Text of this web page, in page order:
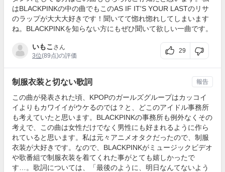
はBLACKPINKの中の曲でもこのAS IF IT'S YOUR LASTのリサ
のラップが大大大好きです！聞いてて惚れ惚れしてしまいます
ね。BLACKPINKを知らない方にもぜひ聞いて欲しい一曲です。
いもこ さん
3位(89点)の評価
29
制服衣装と切ない歌詞
この曲が発表された頃、KPOPのガールズグループはカッコイ
イよりもカワイイがウケるのでは？と、どこのアイドル事務所
も考えていたと思います。BLACKPINKの事務所も例外なくその
考えで、この曲は女性だけでなく男性にも好まれるように作ら
れていると思います。私は元々アニメオタクだったので、制服
衣装が大好きです。なので、BLACKPINKがミュージックビデオ
や歌番組で制服衣装を着てくれた事がとても嬉しかったで
す…。歌詞については、「最後のように、明日なんてないよう
報告